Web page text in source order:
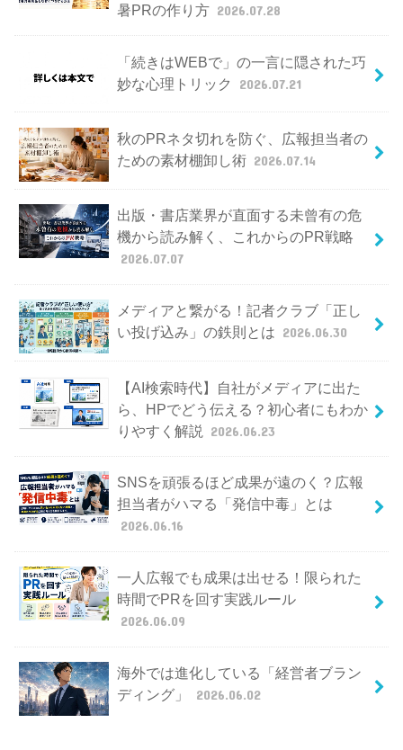
暑PRの作り方 2026.07.28
「続きはWEBで」の一言に隠された巧
妙な心理トリック
2026.07.21
秋のPRネタ切れを防ぐ、広報担当者の
ための素材棚卸し術 2026.07.14
出版・書店業界が直面する未曾有の危
機から読み解く、これからのPR戦略
2026.07.07
メディアと繋がる！記者クラブ「正し
い投げ込み」の鉄則とは 2026.06.30
【AI検索時代】自社がメディアに出た
ら、HPでどう伝える？初心者にもわか
りやすく解説
2026.06.23
SNSを頑張るほど成果が遠のく？広報
担当者がハマる「発信中毒」とは
2026.06.16
一人広報でも成果は出せる！限られた
時間でPRを回す実践ルール
2026.06.09
海外では進化している「経営者ブラン
ディング」
2026.06.02